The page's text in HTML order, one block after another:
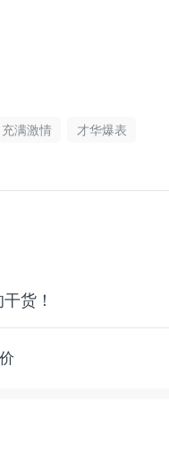
充满激情
才华爆表
货！